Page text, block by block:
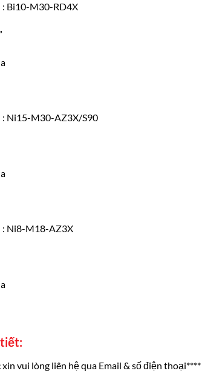
: Bi10-M30-RD4X
: Ni15-M30-AZ3X/S90
: Ni8-M18-AZ3X
vui lòng liên hệ qua Email & số điện thoại****